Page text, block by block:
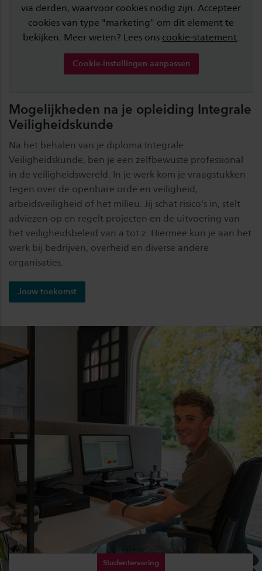
Mogelijkheden na je opleiding Integrale
Veiligheidskunde
Na het behalen van je diploma Integrale
Veiligheidskunde, ben je een zelfbewuste professional
in de veiligheidswereld. In je werk kom je vraagstukken
tegen over de openbare orde en veiligheid,
arbeidsveiligheid of het milieu. Jij schat risico's in, stelt
adviezen op en regelt projecten en de uitvoering van
het veiligheidsbeleid van a tot z. Hiermee kun je aan het
werk bij bedrijven, overheid en diverse andere
organisaties.
Jouw toekomst
via derden, waarvoor cookies nodig zijn. Accepteer
cookies van type "marketing" om dit element te
bekijken. Meer weten? Lees ons cookie-statement.
Cookie-instellingen aanpassen
Studentervaring